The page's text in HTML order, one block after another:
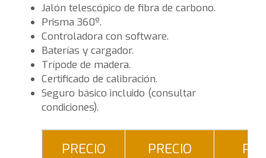
Jalón telescópico de fibra de carbono.
Prisma 360º.
Controladora con software.
Baterías y cargador.
Trípode de madera.
Certificado de calibración.
Seguro básico incluido (consultar
condiciones).
PRECIO
PRECIO